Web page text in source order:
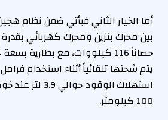
يتم شحنها تلقائياً أثناء استخدام
استهلاك الوقود
100 كيلومتر.